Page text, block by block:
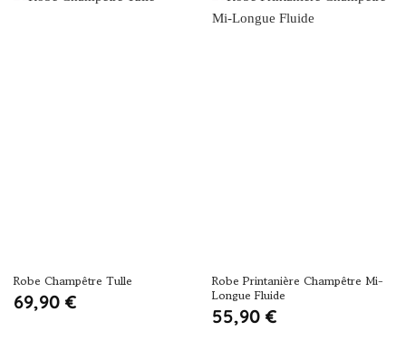
Robe Champêtre Tulle
69,90 €
Robe Printanière Champêtre Mi-
Longue Fluide
55,90 €